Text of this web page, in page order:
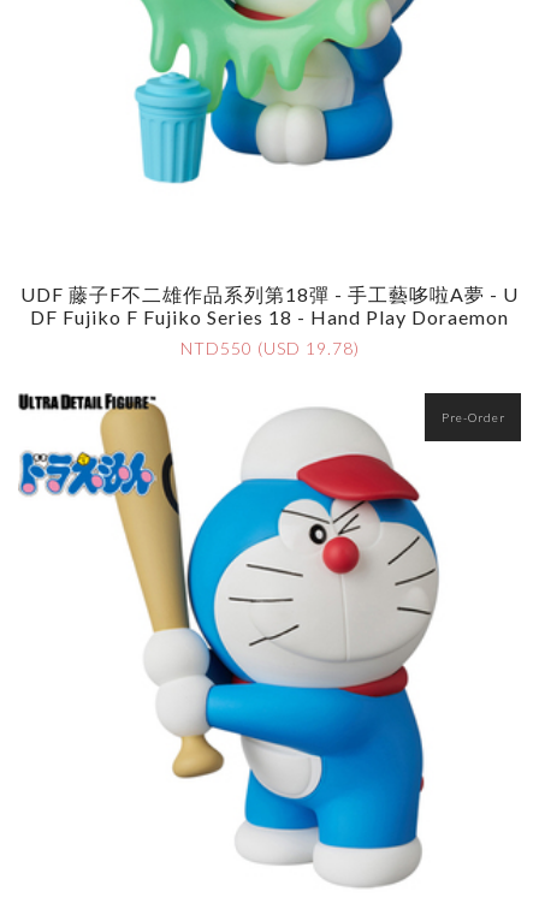
UDF 藤子F不二雄作品系列第18彈 - 手工藝哆啦A夢 - U
DF Fujiko F Fujiko Series 18 - Hand Play Doraemon
NTD550 (USD 19.78)
Pre-Order